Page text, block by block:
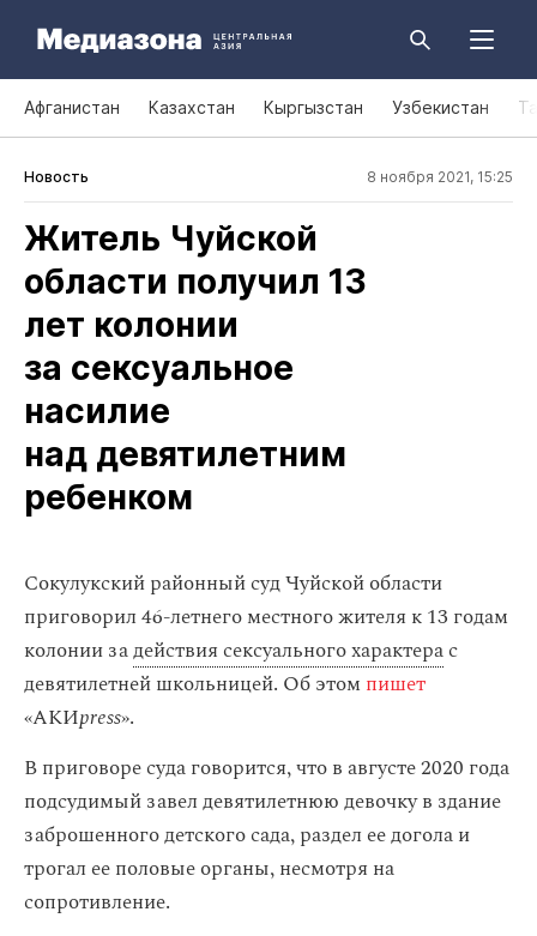
Афганистан Казахстан Кыргызстан Узбекистан
Новость 8 ноября 2021, 15:25
Житель Чуйской
области получил 13
лет колонии
за сексуальное
насилие
над девятилетним
ребенком
Сокулукский районный суд Чуйской области
приговорил 46-летнего местного жителя к 13 годам
колонии задействия сексуального характерас
девятилетней школьницей. Об этом пишет
«АКИpress».
В приговоре суда говорится, что в августе 2020 года
подсудимый завел девятилетнюю девочку в здание
заброшенного детского сада, раздел ее догола и
трогал ее половые органы, несмотря на
сопротивление.